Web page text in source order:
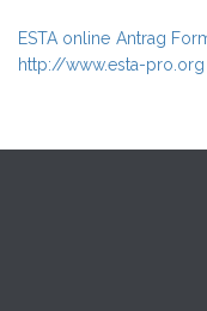
ESTA online Antrag
http://www.esta-pro.org